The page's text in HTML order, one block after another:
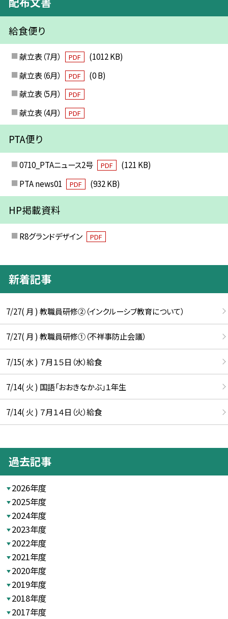
給食便り
献立表（7月） PDF
(1012 KB)
献立表（6月）
PDF
(0 B)
献立表（5月）
PDF
献立表（4月） PDF
PTA便り
0710_PTAニュース2号 PDF
(121 KB)
PTA news01
PDF (932 KB)
HP掲載資料
R8グランドデザイン PDF
新着記事
7/27( 月 ) 教職員研修②（インクルーシブ教育について）
7/27( 月 ) 教職員研修①（不祥事防止会議）
7/15( 水 ) ７月１５日（水）給食
7/14( 火 ) 国語「おおきなかぶ」１年生
7/14( 火 ) ７月１４日（火）給食
過去記事
2026年度
2025年度
2024年度
2023年度
2022年度
2021年度
2020年度
2019年度
2018年度
2017年度